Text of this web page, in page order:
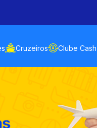
Cruzeiros Clube Cash